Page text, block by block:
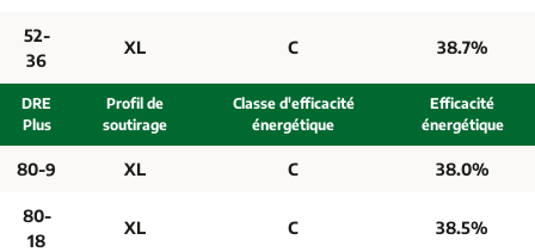
52-
36
XL C 38.7%
DRE
Plus
Profil de
soutirage
Classe d'efficacité
énergétique
Efficacité
énergétique
80-9 XL C 38.0%
80-
18
XL C 38.5%